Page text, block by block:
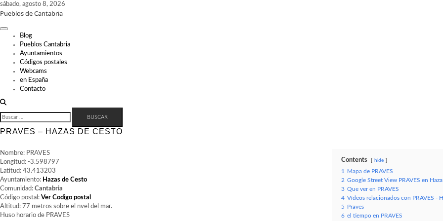
Skip
to
sábado, agosto 8, 2026
Pueblos de Cantabria
Blog
Pueblos Cantabria
Ayuntamientos
Códigos postales
Webcams
en España
Contacto
BUSCAR:
PRAVES – HAZAS DE CESTO
Nombre: PRAVES
Longitud: -3.598797
Latitud: 43.413203
Ayuntamiento: Hazas de Cesto
Comunidad: Cantabria
Código postal: Ver Codigo postal
Altitud: 77 metros sobre el nvel del mar.
Huso horario de PRAVES
Contents hide
1
Mapa de PRAVES
2 Google Street View PRAVES en
3 Que ver en PRAVES
4 Vídeos relacionados con PRAVES -
5
Praves
6 el tiempo en PRAVES